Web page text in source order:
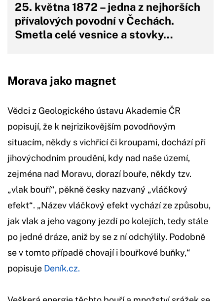
25. května 1872 – jedna z nejhorších
přívalových povodní v Čechách.
Smetla celé vesnice a stovky…
Morava jako magnet
Vědci z Geologického ústavu Akademie ČR
popisují, že k nejrizikovějším povodňovým
situacím, někdy s vichřicí či kroupami, dochází při
jihovýchodním proudění, kdy nad naše území,
zejména nad Moravu, dorazí bouře, někdy tzv.
„vlak bouří“, pěkně česky nazvaný „vláčkový
efekt“. „Název vláčkový efekt vychází ze způsobu,
jak vlak a jeho vagony jezdí po kolejích, tedy stále
po jedné dráze, aniž by se z ní odchýlily. Podobně
se v tomto případě chovají i bouřkové buňky,“
popisuje Deník.cz.